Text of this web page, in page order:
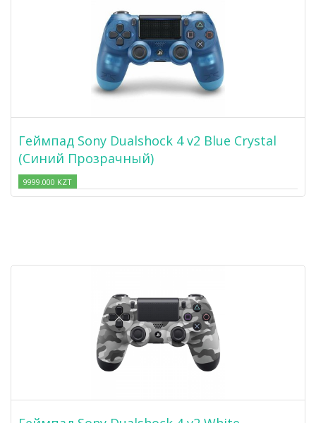
Геймпад Sony Dualshock 4 v2 Blue Crystal
(Синий Прозрачный)
9999.000 KZT